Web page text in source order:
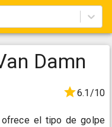
Damn
6.1/10
ofrece el tipo de golpe